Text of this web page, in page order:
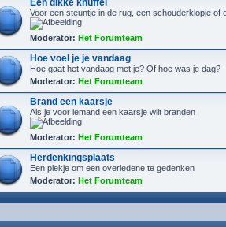
Een dikke knuffel
Voor een steuntje in de rug, een schouderklopje of
Moderator: Het Forumteam
Hoe voel je je vandaag
Hoe gaat het vandaag met je? Of hoe was je dag?
Moderator: Het Forumteam
Brand een kaarsje
Als je voor iemand een kaarsje wilt branden
Moderator: Het Forumteam
Herdenkingsplaats
Een plekje om een overledene te gedenken
Moderator: Het Forumteam